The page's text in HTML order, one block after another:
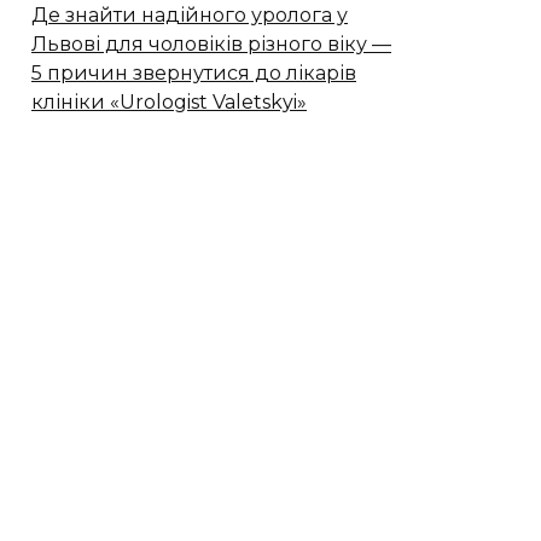
Де знайти надійного уролога у
Львові для чоловіків різного віку —
5 причин звернутися до лікарів
клініки «Urologist Valetskyi»